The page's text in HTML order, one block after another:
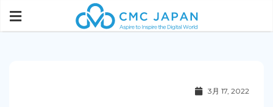
3月 17, 2022